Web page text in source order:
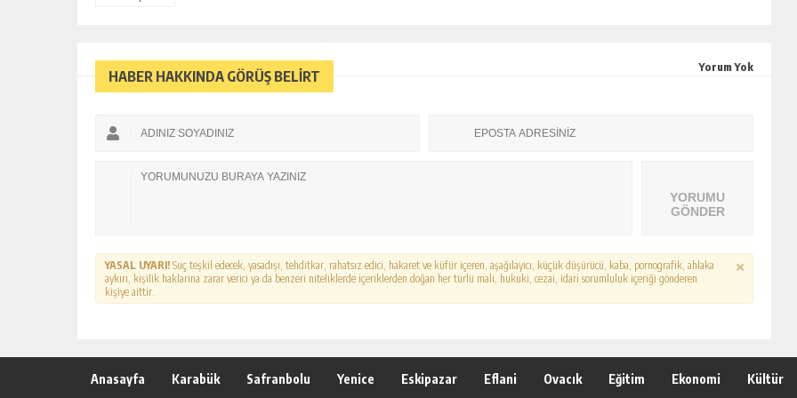
HABER HAKKINDA GÖRÜŞ BELİRT
Yorum Yok
YORUMU
GÖNDER
YASAL UYARI! Suç teşkil edecek, yasadışı, tehditkar, rahatsız edici, hakaret ve küfür içeren, aşağılayıcı, küçük düşürücü, kaba, pornografik, ahlaka
aykırı, kişilik haklarına zarar verici ya da benzeri niteliklerde içeriklerden doğan her türlü mali, hukuki, cezai, idari sorumluluk içeriği gönderen
kişiye aittir.
Anasayfa Karabük Safranbolu Yenice Eskipazar Eflani Ovacık Eğitim Ekonomi Kültür